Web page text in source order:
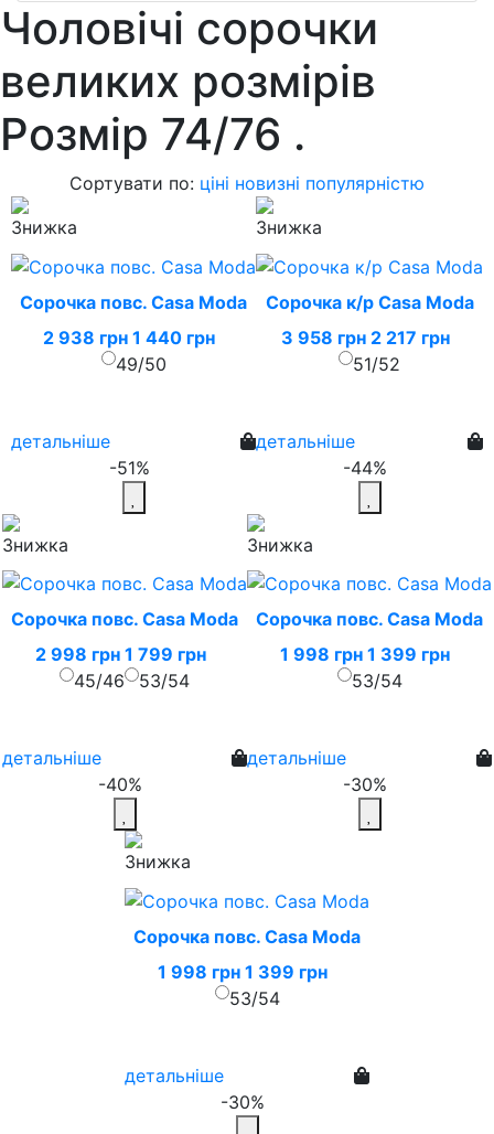
Чоловічі сорочки
великих розмірів
Розмiр 74/76 .
Сортувати по: ціні новизні популярністю
Сорочка повс. Casa Moda
2 938 грн 1 440 грн
49/50
детальніше
-51%
Сорочка к/р Casa Moda
3 958 грн 2 217 грн
51/52
детальніше
-44%
Сорочка повс. Casa Moda
2 998 грн 1 799 грн
45/46
53/54
детальніше
-40%
Сорочка повс. Casa Moda
1 998 грн 1 399 грн
53/54
детальніше
-30%
Сорочка повс. Casa Moda
1 998 грн 1 399 грн
53/54
детальніше
-30%